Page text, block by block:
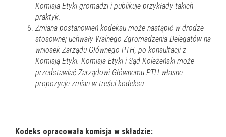
Komisja Etyki gromadzi i publikuje przykłady takich
praktyk.
Zmiana postanowień kodeksu może nastąpić w drodze
stosownej uchwały Walnego Zgromadzenia Delegatów na
wniosek Zarządu Głównego PTH, po konsultacji z
Komisją Etyki. Komisja Etyki i Sąd Koleżeński może
przedstawiać Zarządowi Głównemu PTH własne
propozycje zmian w treści kodeksu.
Kodeks opracowała komisja w składzie: